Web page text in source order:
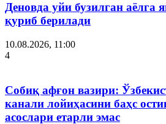
Деновда уйи бузилган аёлга
қуриб берилади
10.08.2026, 11:00
4
Собиқ афғон вазири:
канали лойиҳасини баҳс
асослари етарли эмас